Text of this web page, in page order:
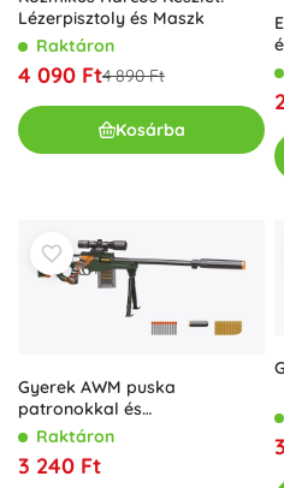
Lézerpisztoly és Maszk
Raktáron
4 090 Ft4 890 Ft
Kosárba
Gyerek AWM puska
patronokkal és
hablövedékekkel 76 cm
Raktáron
3 240 Ft